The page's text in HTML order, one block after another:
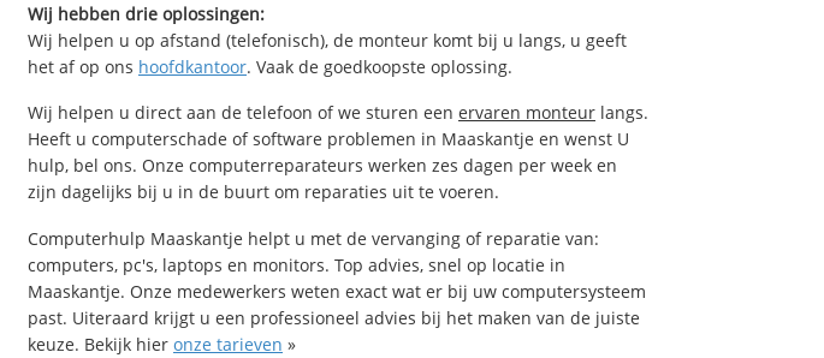
Wij hebben drie oplossingen:
Wij helpen u op afstand (telefonisch), de monteur komt bij u langs, u geeft
het af op ons hoofdkantoor. Vaak de goedkoopste oplossing.
Wij helpen u direct aan de telefoon of we sturen een ervaren monteur langs.
Heeft u computerschade of software problemen in Maaskantje en wenst U
hulp, bel ons. Onze computerreparateurs werken zes dagen per week en
zijn dagelijks bij u in de buurt om reparaties uit te voeren.
Computerhulp Maaskantje helpt u met de vervanging of reparatie van:
computers, pc's, laptops en monitors. Top advies, snel op locatie in
Maaskantje. Onze medewerkers weten exact wat er bij uw computersysteem
past. Uiteraard krijgt u een professioneel advies bij het maken van de juiste
keuze. Bekijk hier onze tarieven »